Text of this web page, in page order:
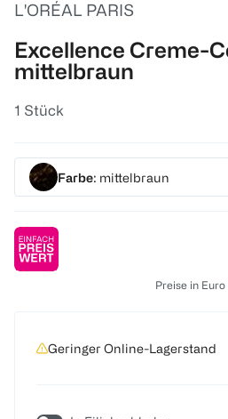
L'ORÉAL PARIS
Excellence Creme-
mittelbraun
1 Stück
Farbe: mittelbraun
Preise in
Geringer Online-Lagerstand